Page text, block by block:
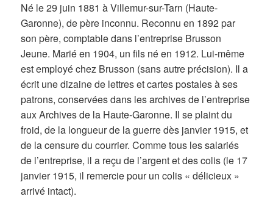
Né le 29 juin 1881 à Villemur-sur-Tarn (Haute-
Garonne), de père inconnu. Reconnu en 1892 par
son père, comptable dans l’entreprise Brusson
Jeune. Marié en 1904, un fils né en 1912. Lui-même
est employé chez Brusson (sans autre précision). Il a
écrit une dizaine de lettres et cartes postales à ses
patrons, conservées dans les archives de l’entreprise
aux Archives de la Haute-Garonne. Il se plaint du
froid, de la longueur de la guerre dès janvier 1915, et
de la censure du courrier. Comme tous les salariés
de l’entreprise, il a reçu de l’argent et des colis (le 17
janvier 1915, il remercie pour un colis « délicieux »
arrivé intact).